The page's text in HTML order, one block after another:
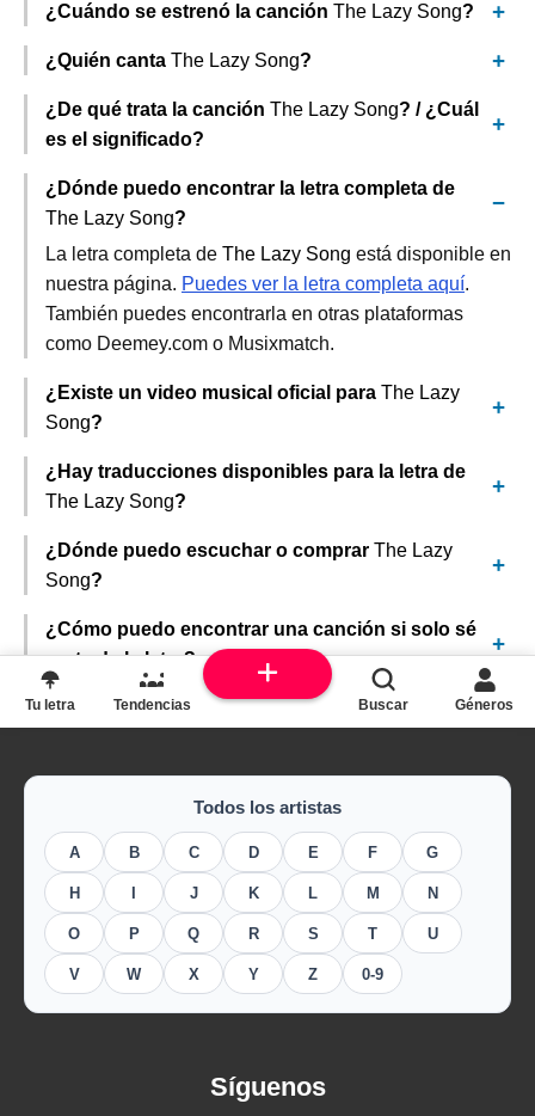
¿Cuándo se estrenó la canción The Lazy Song?
¿Quién canta The Lazy Song?
¿De qué trata la canción The Lazy Song? / ¿Cuál
es el significado?
¿Dónde puedo encontrar la letra completa de
The Lazy Song?
La letra completa de The Lazy Song está disponible en
nuestra página. Puedes ver la letra completa aquí.
También puedes encontrarla en otras plataformas
como Deemey.com o Musixmatch.
¿Existe un video musical oficial para The Lazy
Song?
¿Hay traducciones disponibles para la letra de
The Lazy Song?
¿Dónde puedo escuchar o comprar The Lazy
Song?
¿Cómo puedo encontrar una canción si solo sé
parte de la letra?
Todos los artistas
A B C D E F G
H J K L M N
O P Q R S T U
V W X Y Z 0-9
Síguenos
Tu letra Tendencias Buscar Géneros